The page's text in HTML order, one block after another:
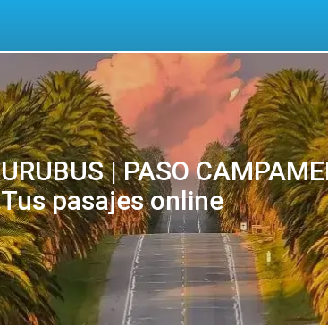
URUBUS | PASO
Tus pasajes online